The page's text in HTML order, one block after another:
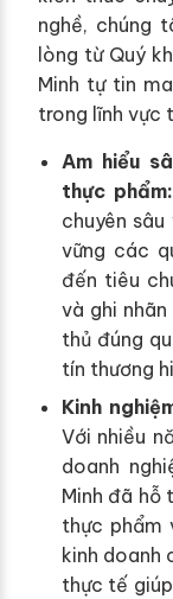
nghề, chúng
lòng từ Quý
Minh tự tin
trong lĩnh vực
Am hiểu
thực phẩm:
chuyên
vững các
đến tiêu
và ghi
thủ đúng
tín thương
Kinh
Với nhiều
doanh
Minh đã hỗ
thực phẩm
kinh doanh
thực tế